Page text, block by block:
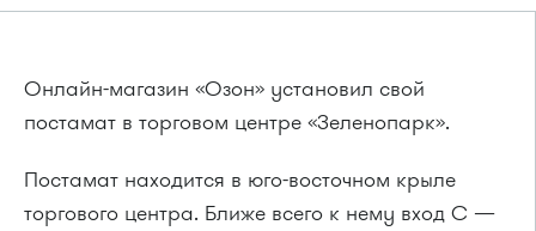
Онлайн-магазин «Озон» установил свой
постамат в торговом центре «Зеленопарк».
Постамат находится в юго-восточном крыле
торгового центра. Ближе всего к нему вход С —